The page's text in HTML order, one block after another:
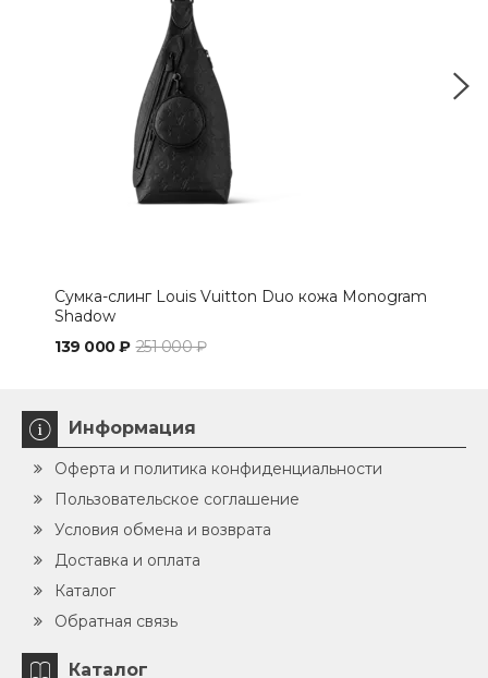
Сумка-слинг Louis Vuitton Duo кожа Monogram
Shadow
139 000 ₽ 251 000 ₽
Информация
Оферта и политика конфиденциальности
Пользовательское соглашение
Условия обмена и возврата
Доставка и оплата
Каталог
Обратная связь
Каталог